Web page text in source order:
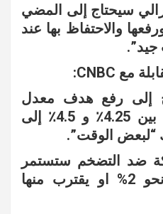
سيحتاج إلى المضي
والاحتفاظ بها عند
مع CNBC
:
إلى رفع هدف معدل
الأموال الفيدرالية الآن بين 4.25٪ و 4.5٪ إلى
ضد التضخم ستستمر
حتى يقتنع بأنه يتجه نحو 2% او يقترب منها